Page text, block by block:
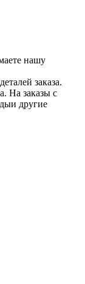
нашу
заказа.
На заказы с
другие